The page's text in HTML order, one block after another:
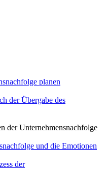
planen
der Übergabe des
der Unternehmensnachfolge
und die Emotionen
der